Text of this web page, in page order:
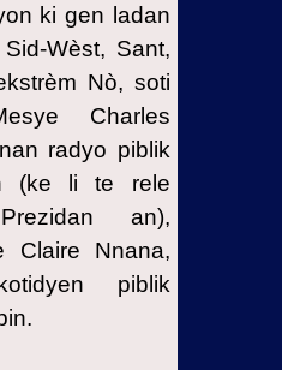
ki gen ladan
Wèst, Sant,
Nò, soti
Charles
radyo piblik
(ke li te rele
an),
Claire Nnana,
piblik